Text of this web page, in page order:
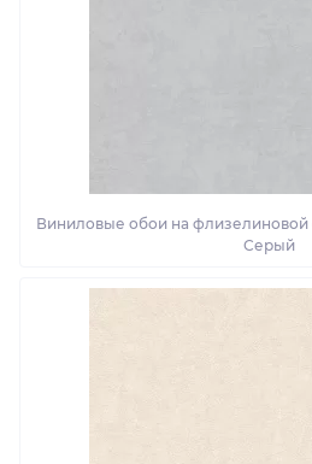
Виниловые обои на флизелиновой
Серый